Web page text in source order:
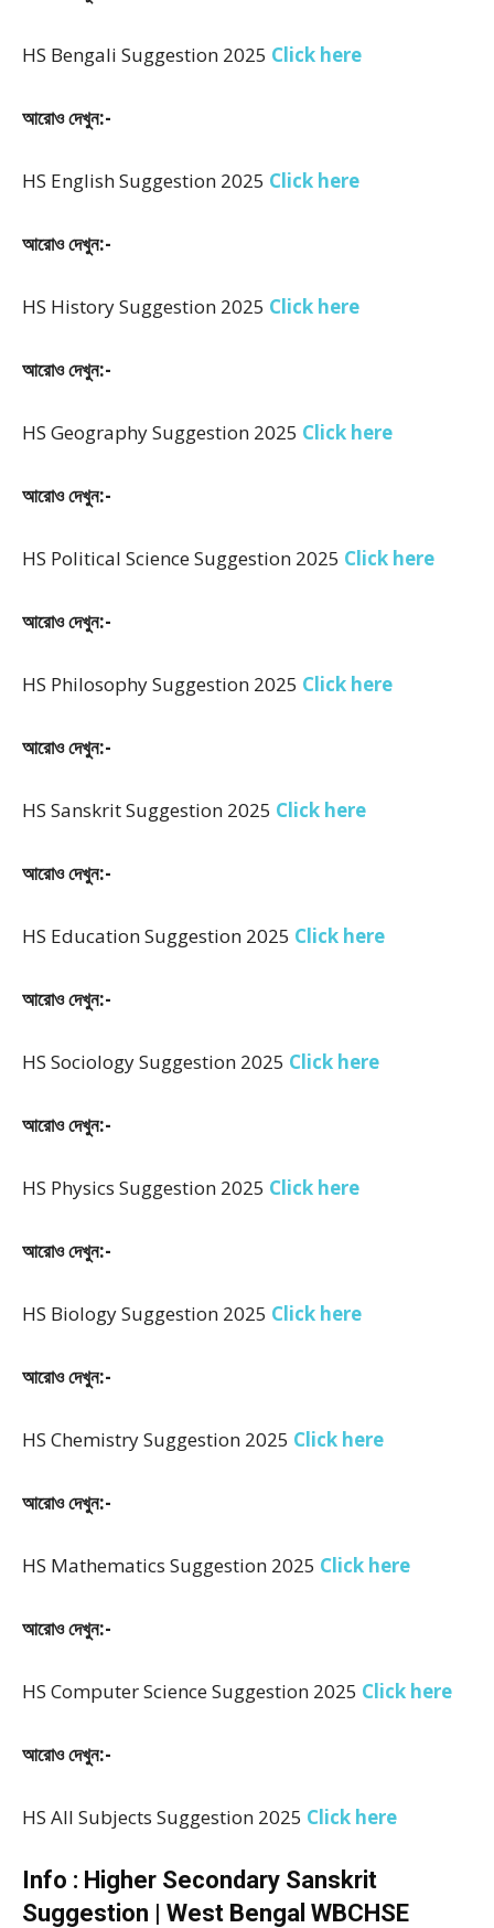
HS Bengali Suggestion 2025 Click here
আরোও দেখুন:-
HS English Suggestion 2025 Click here
আরোও দেখুন:-
HS History Suggestion 2025 Click here
আরোও দেখুন:-
HS Geography Suggestion 2025 Click here
আরোও দেখুন:-
HS Political Science Suggestion 2025 Click here
আরোও দেখুন:-
HS Philosophy Suggestion 2025 Click here
আরোও দেখুন:-
HS Sanskrit Suggestion 2025 Click here
আরোও দেখুন:-
HS Education Suggestion 2025 Click here
আরোও দেখুন:-
HS Sociology Suggestion 2025 Click here
আরোও দেখুন:-
HS Physics Suggestion 2025 Click here
আরোও দেখুন:-
HS Biology Suggestion 2025 Click here
আরোও দেখুন:-
HS Chemistry Suggestion 2025 Click here
আরোও দেখুন:-
HS Mathematics Suggestion 2025 Click here
আরোও দেখুন:-
HS Computer Science Suggestion 2025 Click here
আরোও দেখুন:-
HS All Subjects Suggestion 2025 Click here
Info : Higher Secondary Sanskrit
Suggestion | West Bengal WBCHSE